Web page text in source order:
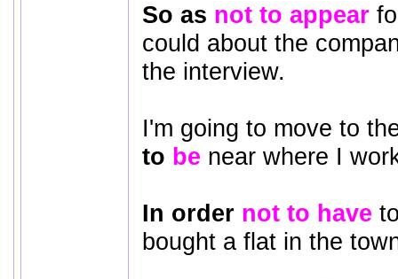
So as not to appear
could about the
the interview.
I'm going to move to
to be near where I
In order not to have
bought a flat in the